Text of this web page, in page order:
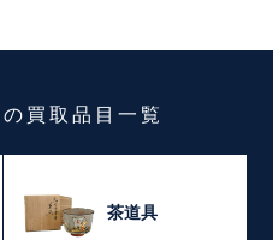
の買取品目一覧
茶道具